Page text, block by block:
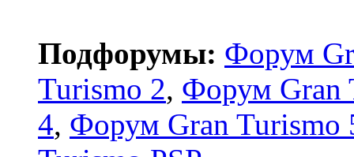
Подфорумы: Форум
Turismo 2, Форум Gran
4, Форум Gran Turismo